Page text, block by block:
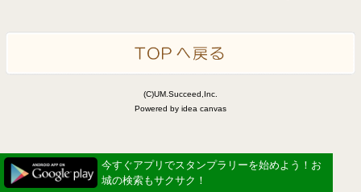
(C)UM.Succeed,Inc.
Powered by idea canvas
今すぐアプリでスタンプラリーを始めよう！お
城の検索もサクサク！